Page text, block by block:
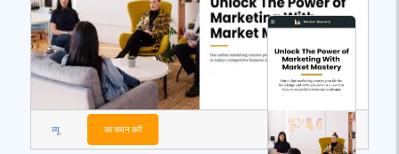
व्यू का चयन करें